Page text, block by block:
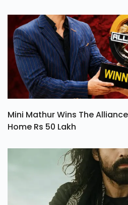
Mini Mathur Wins The
Home Rs 50 Lakh